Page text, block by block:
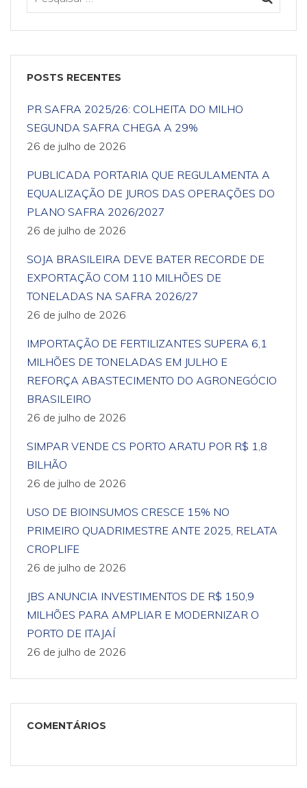
POSTS RECENTES
PR SAFRA 2025/26: COLHEITA DO MILHO
SEGUNDA SAFRA CHEGA A 29%
26 de julho de 2026
PUBLICADA PORTARIA QUE REGULAMENTA A
EQUALIZAÇÃO DE JUROS DAS OPERAÇÕES DO
PLANO SAFRA 2026/2027
26 de julho de 2026
SOJA BRASILEIRA DEVE BATER RECORDE DE
EXPORTAÇÃO COM 110 MILHÕES DE
TONELADAS NA SAFRA 2026/27
26 de julho de 2026
IMPORTAÇÃO DE FERTILIZANTES SUPERA 6,1
MILHÕES DE TONELADAS EM JULHO E
REFORÇA ABASTECIMENTO DO AGRONEGÓCIO
BRASILEIRO
26 de julho de 2026
SIMPAR VENDE CS PORTO ARATU POR R$ 1,8
BILHÃO
26 de julho de 2026
USO DE BIOINSUMOS CRESCE 15% NO
PRIMEIRO QUADRIMESTRE ANTE 2025, RELATA
CROPLIFE
26 de julho de 2026
JBS ANUNCIA INVESTIMENTOS DE R$ 150,9
MILHÕES PARA AMPLIAR E MODERNIZAR O
PORTO DE ITAJAÍ
26 de julho de 2026
COMENTÁRIOS